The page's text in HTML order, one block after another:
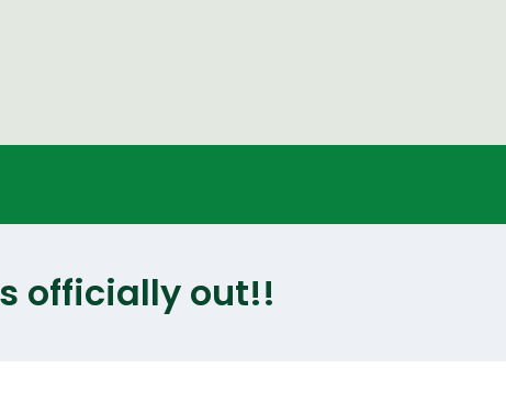
officially out!!